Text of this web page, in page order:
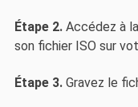
Étape 2.Accédez à
son fichier ISO sur
Étape 3.Gravez le